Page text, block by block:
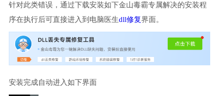
针对此类错误，通过下载安装如下金山毒霸专属解决的安装程
序在执行后可直接进入到电脑医生dll修复界面。
安装完成自动进入如下界面